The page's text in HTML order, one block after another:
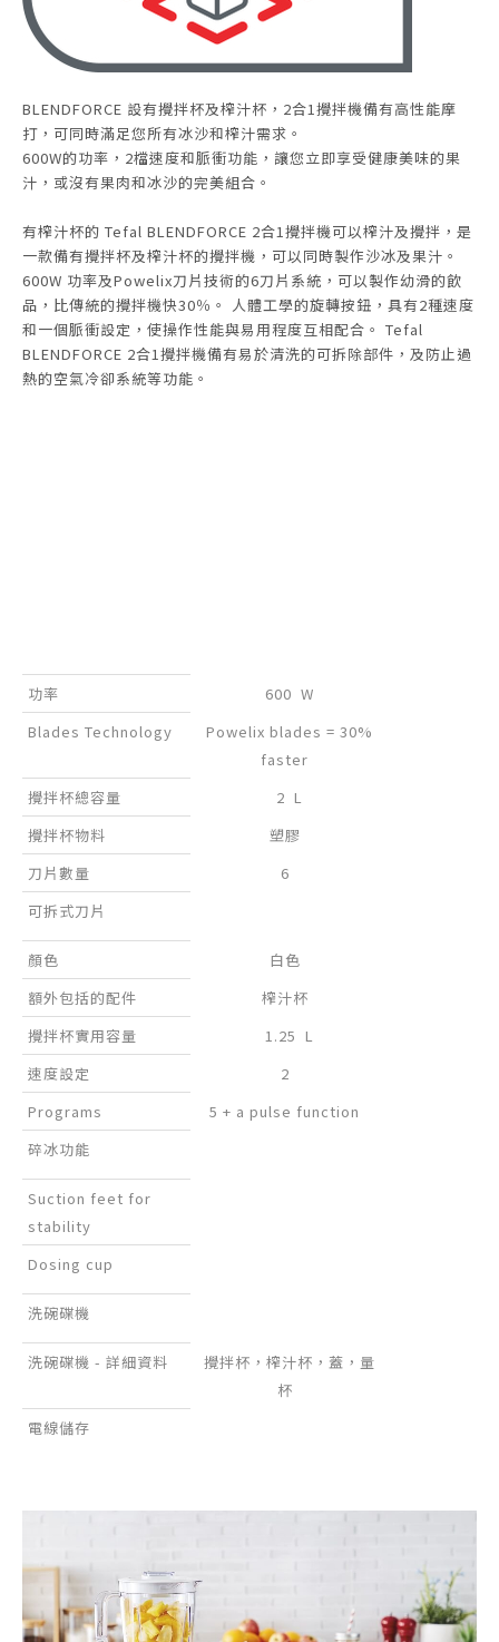
BLENDFORCE 設有攪拌杯及榨汁杯，2合1攪拌機備有高性能摩
打，可同時滿足您所有冰沙和榨汁需求。
600W的功率，2檔速度和脈衝功能，讓您立即享受健康美味的果
汁，或沒有果肉和冰沙的完美組合。
有榨汁杯的 Tefal BLENDFORCE 2合1攪拌機可以榨汁及攪拌，是
一款備有攪拌杯及榨汁杯的攪拌機，可以同時製作沙冰及果汁。
600W 功率及Powelix刀片技術的6刀片系統，可以製作幼滑的飲
品，比傳統的攪拌機快30％。 人體工學的旋轉按鈕，具有2種速度
和一個脈衝設定，使操作性能與易用程度互相配合。 Tefal
BLENDFORCE 2合1攪拌機備有易於清洗的可拆除部件，及防止過
熱的空氣冷卻系統等功能。
功率
600 W
Blades Technology
Powelix blades = 30%
faster
攪拌杯總容量
2 L
攪拌杯物料
塑膠
刀片數量
6
可拆式刀片
顏色
白色
額外包括的配件
榨汁杯
攪拌杯實用容量
1.25 L
速度設定
2
Programs
5 + a pulse function
碎冰功能
Suction feet for
stability
Dosing cup
洗碗碟機
洗碗碟機 - 詳細資料
攪拌杯，榨汁杯，蓋，量
杯
電線儲存